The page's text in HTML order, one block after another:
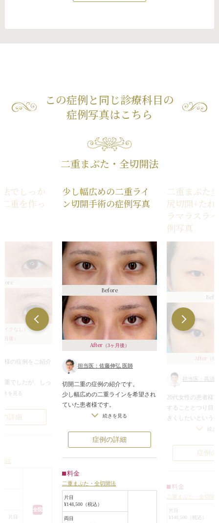
この症例と同じ診療科目の
症例写真はこちら
二重まぶた・全切開法
でしっか
重を作っ
イクなし）
月後）
様の症例をご紹介
重でしたが、しっ
をご希望されまし
インしました。
なりますが、切開
長めになってしま
整形感」が気にな
ただきやすい処置
きを見る
詳細
法
全院
片目
少し幅広めの二重ライ
ン切開手術の症例写真
Before
After（3ヶ月後）
担当医：佐藤伸弘 医師
切開二重の症例の紹介です。
少し幅広めの二重ラインを希望され
ていた患者様です。
ご相談の結果、挙筋腱膜の移動はあ
また適量の組織切除は必要となりま
すが、できるだけハム目にならない
考えがありますが、できるだけ患者
様のご希望のラインを達成できるよ
う努めております。
目周りの手術をご検討されておられ
る方はぜひご相談ください。
続きを見る
症例の詳細
料金
二重まぶた・全切開法
片目
¥148,500（税込）
両目
二重まぶた
尻切開+た
ラマラスラ
例写真
After （6
担当医：高須
20代女性の患者様
することとつり目
きくしたいという
診察させていただ
横幅が小さい上に
態でした。
切開とたれ目形成
ン）をすることに
二重まぶた全切開
ない範囲内で自然
続き
症例
料金
二重まぶた・全切開
片目
¥148,500（税込）